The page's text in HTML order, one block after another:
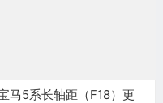
马5系长轴距（F18）更